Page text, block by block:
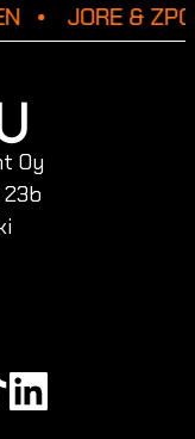
JORE &
Oy
Linkedin